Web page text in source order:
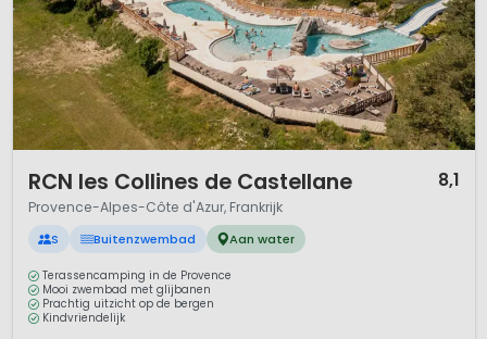
RCN les Collines de Castellane 8,1
Provence-Alpes-Côte d'Azur, Frankrijk
S Buitenzwembad Aan water
Terassencamping in de Provence
Mooi zwembad met glijbanen
Prachtig uitzicht op de bergen
Kindvriendelijk